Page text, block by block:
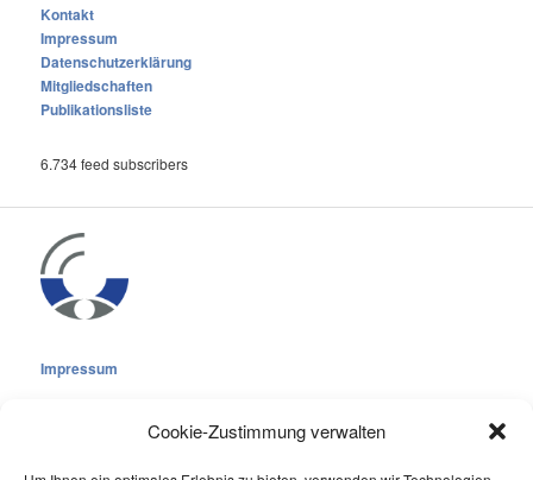
Cookie-Zustimmung verwalten
Kontakt
Impressum
Datenschutzerklärung
Mitgliedschaften
Publikationsliste
6.734 feed subscribers
Impressum